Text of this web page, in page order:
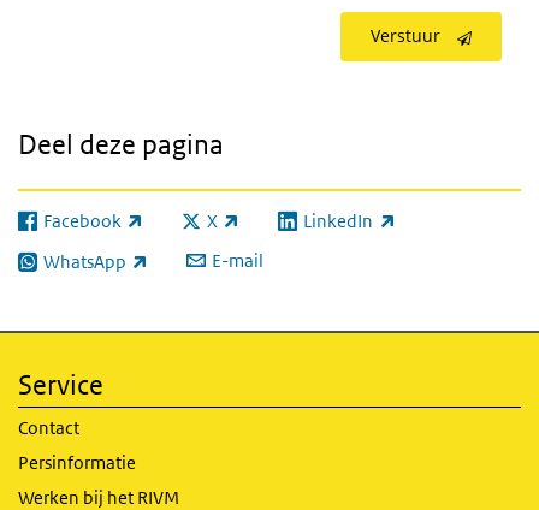
Verstuur
Deel deze pagina
Facebook
(externe link) X
(externe link) LinkedIn
(externe link)
WhatsApp
(externe link) E-mail
Service
Contact
Persinformatie
Werken bij het RIVM